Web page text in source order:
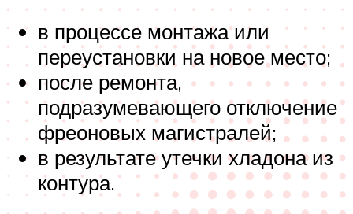
в процессе монтажа или
переустановки на новое место;
после ремонта,
подразумевающего отключение
фреоновых магистралей;
в результате утечки хладона из
контура.